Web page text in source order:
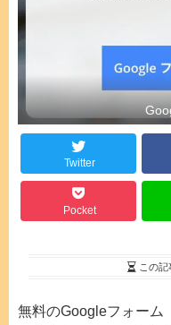
Twitter
Pocket
この記
無料のGoogleフォーム